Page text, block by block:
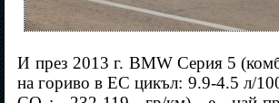
И през 2013 г. BMW Серия 5
на гориво в ЕС цикъл: 9.9-4.5 л/